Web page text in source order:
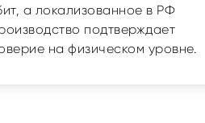
а локализованное в РФ
подтверждает
на физическом уровне.